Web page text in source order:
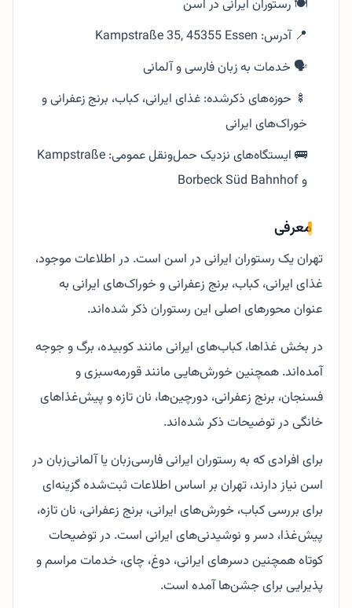
🍽️ رستوران ایرانی در اسن
📍 آدرس: Kampstraße 35, 45355 Essen
🗣️ خدمات به زبان فارسی و آلمانی
🍢 حوزه‌های ذکرشده: غذای ایرانی، کباب، برنج زعفرانی و
خوراک‌های ایرانی
🚌 ایستگاه‌های نزدیک حمل‌ونقل عمومی: Kampstraße
و Borbeck Süd Bahnhof
معرفی
تهران یک رستوران ایرانی در اسن است. در اطلاعات موجود،
غذای ایرانی، کباب، برنج زعفرانی و خوراک‌های ایرانی به
عنوان محورهای اصلی این رستوران ذکر شده‌اند.
در بخش غذاها، کباب‌های ایرانی مانند کوبیده، برگ و جوجه
آمده‌اند. همچنین خورش‌هایی مانند قورمه‌سبزی و
فسنجان، برنج زعفرانی، دورچین‌ها، نان تازه و پیش‌غذاهای
خانگی در توضیحات ذکر شده‌اند.
برای افرادی که به رستوران ایرانی فارسی‌زبان یا آلمانی‌زبان در
اسن نیاز دارند، تهران بر اساس اطلاعات ثبت‌شده گزینه‌ای
برای بررسی کباب، خورش‌های ایرانی، برنج زعفرانی، نان تازه،
پیش‌غذا، دسر و نوشیدنی‌های ایرانی است. در توضیحات
کوتاه همچنین دسرهای ایرانی، دوغ، چای، خدمات مراسم و
پذیرایی برای جشن‌ها آمده است.